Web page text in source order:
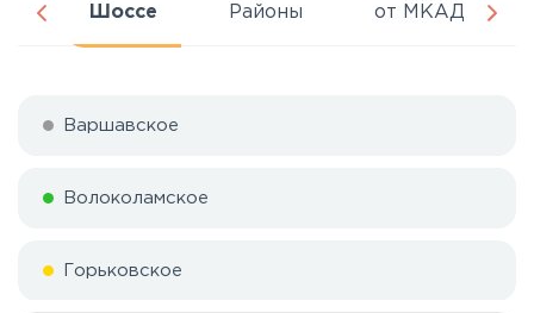
Шоссе Районы от МКАД
Варшавское
Волоколамское
Горьковское